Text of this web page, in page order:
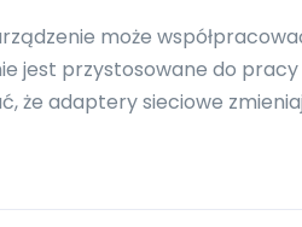
może
jest przystosowane do pracy
że adaptery sieciowe